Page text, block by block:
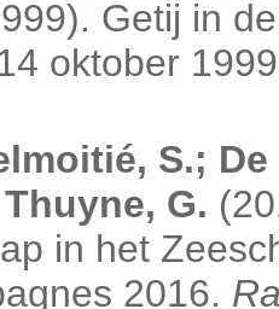
Getij in
oktober
S.;
G.
in het
2016.